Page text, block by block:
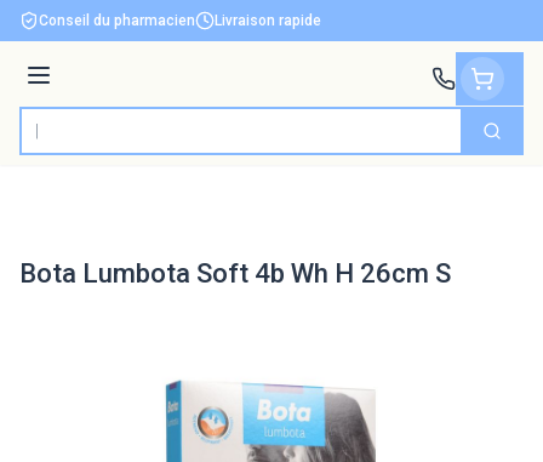
Aller au contenu
Conseil du pharmacien Livraison rapide
Menu
Rechercher
Bota Lumbota Soft 4b Wh H 26cm S